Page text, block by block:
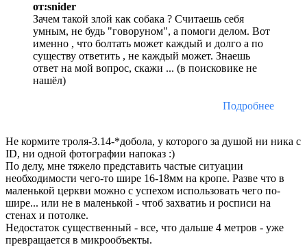
от:snider
Зачем такой злой как собака ? Считаешь себя
умным, не будь "говоруном", а помоги делом. Вот
именно , что болтать может каждый и долго а по
существу ответить , не каждый может. Знаешь
ответ на мой вопрос, скажи ... (в поисковике не
нашёл)
Подробнее
Не кормите троля-3.14-*добола, у которого за душой ни ника с
ID, ни одной фотографии напоказ :)
По делу, мне тяжело представить частые ситуации
необходимости чего-то шире 16-18мм на кропе. Разве что в
маленькой церкви можно с успехом использовать чего по-
шире... или не в маленькой - чтоб захватиь и росписи на
стенах и потолке.
Недостаток существенный - все, что дальше 4 метров - уже
превращается в микрообъекты.